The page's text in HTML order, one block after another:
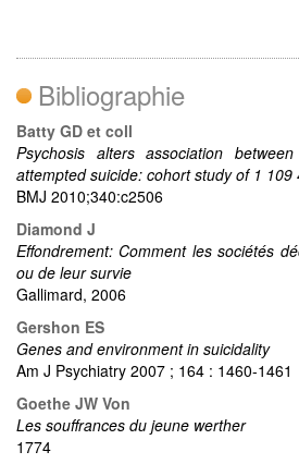
Bibliographie
Batty GD et coll
Psychosis alters association
attempted suicide: cohort study of 1 109
BMJ 2010;340:c2506
Diamond J
Effondrement: Comment les sociétés
ou de leur survie
Gallimard, 2006
Gershon ES
Genes and environment in suicidality
Am J Psychiatry 2007 ; 164 : 1460-1461
Goethe JW Von
Les souffrances du jeune werther
1774